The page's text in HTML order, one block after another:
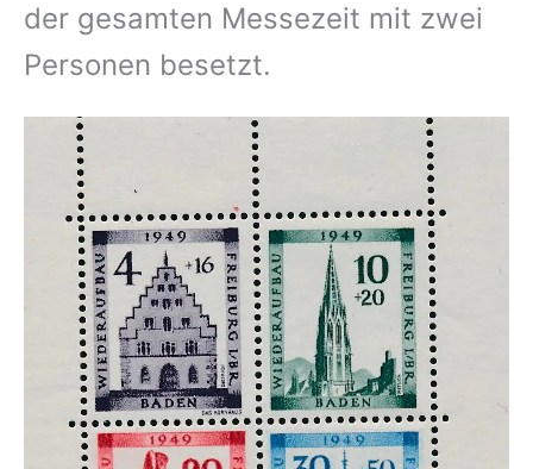
der gesamten Messezeit mit zwei
Personen besetzt.